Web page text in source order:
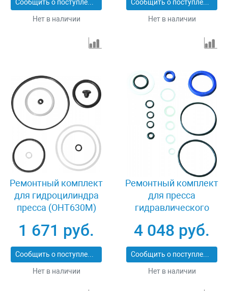
Сообщить о поступлении
Нет в наличии
Сообщить о поступлении
Нет в наличии
Ремонтный комплект
для гидроцилиндра
пресса (OHT630M)
1 671 руб.
Сообщить о поступлении
Нет в наличии
Ремонтный комплект
для пресса
гидравлического
(OHT610M) 12 т Ombra
OHT610MRK
4 048 руб.
Сообщить о поступлении
Нет в наличии